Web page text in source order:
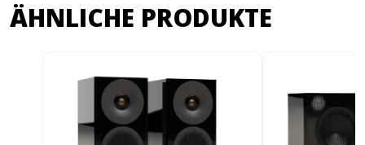
ÄHNLICHE PRODUKTE